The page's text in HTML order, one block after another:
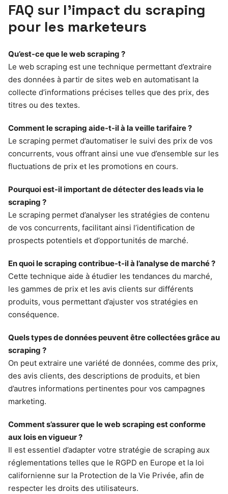
FAQ sur l’impact du scraping
pour les marketeurs
Qu’est-ce que le web scraping ?
Le web scraping est une technique permettant d’extraire
des données à partir de sites web en automatisant la
collecte d’informations précises telles que des prix, des
titres ou des textes.
Comment le scraping aide-t-il à la veille tarifaire ?
Le scraping permet d’automatiser le suivi des prix de vos
concurrents, vous offrant ainsi une vue d’ensemble sur les
fluctuations de prix et les promotions en cours.
Pourquoi est-il important de détecter des leads via le
scraping ?
Le scraping permet d’analyser les stratégies de contenu
de vos concurrents, facilitant ainsi l’identification de
prospects potentiels et d’opportunités de marché.
En quoi le scraping contribue-t-il à l’analyse de marché ?
Cette technique aide à étudier les tendances du marché,
les gammes de prix et les avis clients sur différents
produits, vous permettant d’ajuster vos stratégies en
conséquence.
Quels types de données peuvent être collectées grâce au
scraping ?
On peut extraire une variété de données, comme des prix,
des avis clients, des descriptions de produits, et bien
d’autres informations pertinentes pour vos campagnes
marketing.
Comment s’assurer que le web scraping est conforme
aux lois en vigueur ?
Il est essentiel d’adapter votre stratégie de scraping aux
réglementations telles que le RGPD en Europe et la loi
californienne sur la Protection de la Vie Privée, afin de
respecter les droits des utilisateurs.